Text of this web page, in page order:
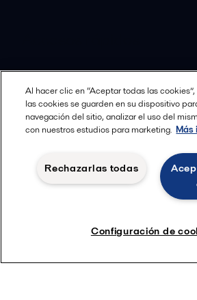
Quiénes somos
Servicio y soporte
Canales de Venta
Revista HERE
Al hacer clic en “Aceptar todas las
las cookies se guarden en su dispositivo
navegación del sitio, analizar el uso del
con nuestros estudios para marketing. Más
Rechazarlas todas
Configuración de